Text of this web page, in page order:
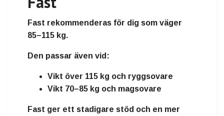
Fast rekommenderas för dig som väger
85–115 kg.
Den passar även vid:
Vikt över 115 kg och ryggsovare
Vikt 70–85 kg och magsovare
Fast ger ett stadigare stöd och en mer